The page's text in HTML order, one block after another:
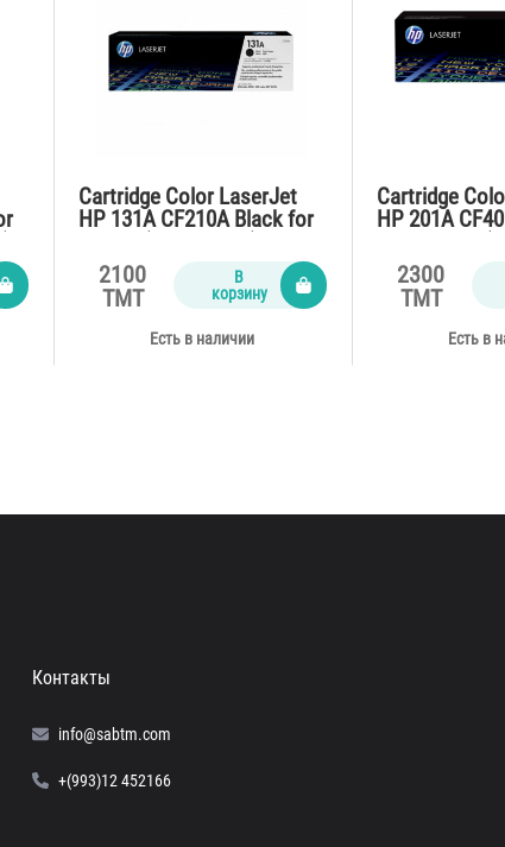
Cartridge Color LaserJet
HP 131A CF210A Black for
2100
TMT
В
корзину
Есть в наличии
Cartridge
HP 201A
2300
TMT
Есть в
Контакты
info@sabtm.com
+(993)12 452166